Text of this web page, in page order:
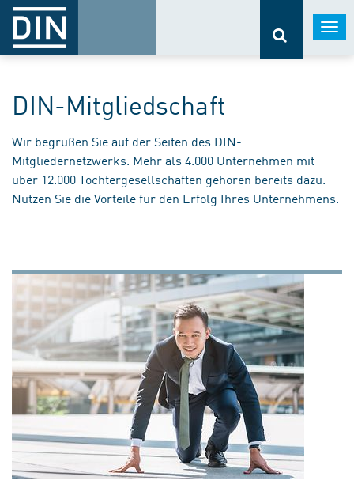
DIN-Mitgliedschaft
Wir begrüßen Sie auf der Seiten des DIN-
Mitgliedernetzwerks. Mehr als 4.000 Unternehmen mit
über 12.000 Tochtergesellschaften gehören bereits dazu.
Nutzen Sie die Vorteile für den Erfolg Ihres Unternehmens.